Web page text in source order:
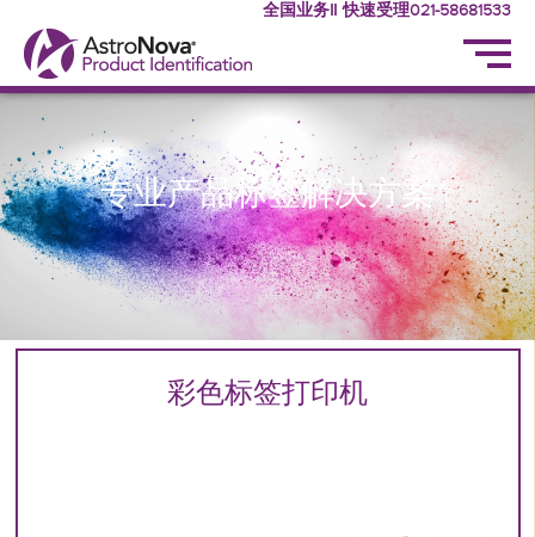
全国业务‖ 快速受理021-58681533
专业产品标签解决方案
彩色标签打印机